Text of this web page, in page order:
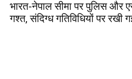
भारत-नेपाल सीमा पर पुलिस और
गश्त, संदिग्ध गतिविधियों पर रखी